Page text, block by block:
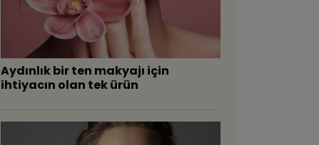
Aydınlık bir ten makyajı için
ihtiyacın olan tek ürün